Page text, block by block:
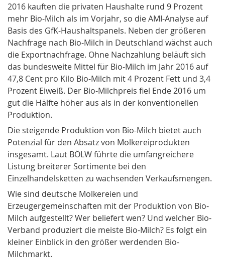
2016 kauften die privaten Haus­halte rund 9 Prozent
mehr Bio-Milch als im Vorjahr, so die AMI-Analyse auf
Basis des GfK-Haushaltspanels. Neben der größeren
Nachfrage nach Bio-Milch in Deutschland wächst auch
die Exportnachfrage. Ohne Nachzahlung beläuft sich
das bundesweite Mittel für Bio-Milch im Jahr 2016 auf
47,8 Cent pro Kilo Bio-Milch mit 4 Prozent Fett und 3,4
Prozent Eiweiß. Der Bio-Milchpreis fiel Ende 2016 um
gut die Hälfte höher aus als in der konventionellen
Produktion.
Die steigende Produktion von Bio-Milch bietet auch
Potenzial für den Absatz von Molkereiprodukten
insgesamt. Laut BÖLW führte die umfangreichere
Listung breiterer Sortimente bei den
Einzelhandelsketten zu wachsenden Verkaufsmengen.
Wie sind deutsche Molkereien und
Erzeugergemeinschaften mit der Produktion von Bio-
Milch aufgestellt? Wer beliefert wen? Und welcher Bio-
Verband produziert die meiste Bio-Milch? Es folgt ein
kleiner Einblick in den größer werdenden Bio-
Milchmarkt.